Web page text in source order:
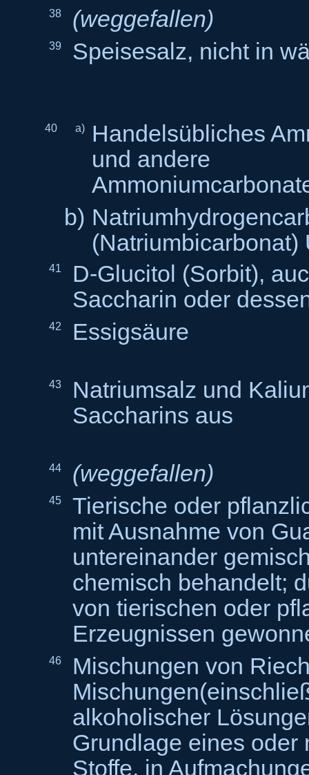
38 (weggefallen)
39 Speisesalz, nicht in
40 a)
Handelsübliches
und andere
b)
(Natriumbicarbonat)
41
D-Glucitol (Sorbit),
Saccharin oder
42 Essigsäure
43
Natriumsalz und
Saccharins aus
44 (weggefallen)
45
Tierische oder
mit Ausnahme von
untereinander
chemisch behandelt;
von tierischen oder
Erzeugnissen
46
Mischungen von
alkoholischer
Grundlage eines oder
Stoffe, in